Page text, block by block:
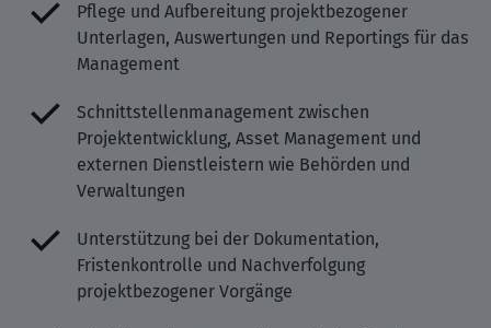
Pflege und Aufbereitung projektbezogener
Unterlagen, Auswertungen und Reportings für das
Management
Schnittstellenmanagement zwischen
Projektentwicklung, Asset Management und
externen Dienstleistern wie Behörden und
Verwaltungen
Unterstützung bei der Dokumentation,
Fristenkontrolle und Nachverfolgung
projektbezogener Vorgänge